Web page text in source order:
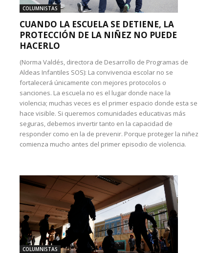
COLUMNISTAS
CUANDO LA ESCUELA SE DETIENE, LA
PROTECCIÓN DE LA NIÑEZ NO PUEDE
HACERLO
(Norma Valdés, directora de Desarrollo de Programas de
Aldeas Infantiles SOS): La convivencia escolar no se
fortalecerá únicamente con mejores protocolos o
sanciones. La escuela no es el lugar donde nace la
violencia; muchas veces es el primer espacio donde esta se
hace visible. Si queremos comunidades educativas más
seguras, debemos invertir tanto en la capacidad de
responder como en la de prevenir. Porque proteger la niñez
comienza mucho antes del primer episodio de violencia.
COLUMNISTAS